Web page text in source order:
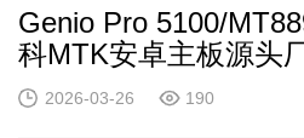
Genio Pro 5100/
科MTK安卓主板源头
2026-03-26 190